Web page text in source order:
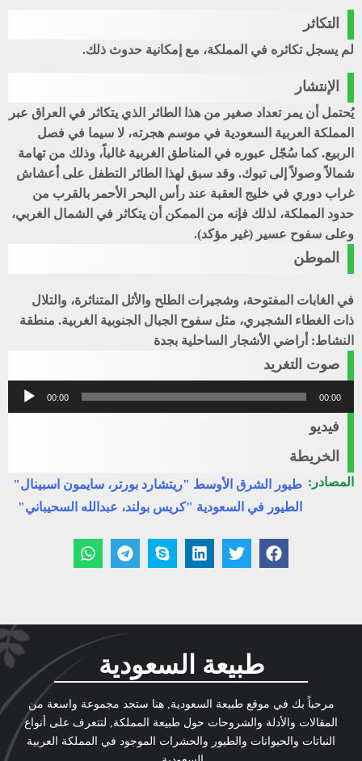
التكاثر
لم يسجل تكاثره في المملكة، مع إمكانية حدوث ذلك.
الإنتشار
يُحتمل أن يمر تعداد صغير من هذا الطائر الذي يتكاثر في العراق عبر
المملكة العربية السعودية في موسم هجرته، لا سيما في فصل
الربيع. كما سُجّل عبوره في المناطق الغربية غالباً، وذلك من تهامة
شمالاً وصولاً إلى تبوك. وقد سبق لهذا الطائر التطفل على أعشاش
غراب دوري في خليج العقبة عند رأس البحر الأحمر بالقرب من
حدود المملكة، لذلك فإنه من الممكن أن يتكاثر في الشمال الغربي،
وعلى سفوح عسير (غير مؤكد).
الموطن
في الغابات المفتوحة، وشجيرات الطلح والأثل المتناثرة، والتلال
ذات الغطاء الشجيري، مثل سفوح الجبال الجنوبية الغربية. منطقة
النشاط: أراضي الأشجار الساحلية بجدة
صوت التغريد
مشغل
الصوت
00:00 00:00
فيديو
الخريطة
المصادر: طيور الشرق الأوسط "ريتشارد بورتر، سايمون اسبينال"
الطيور في السعودية "كريس بولند، عبدالله السحيباني"
طبيعة السعودية
مرحباً بك في موقع طبيعة السعودية, هنا ستجد مجموعة واسعة من
المقالات والأدلة والشروحات حول طبيعة المملكة, لتتعرف على أنواع
النباتات والحيوانات والطيور والحشرات الموجود في المملكة العربية